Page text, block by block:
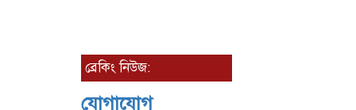
ব্রেকিং নিউজ:
যোগাযোগ